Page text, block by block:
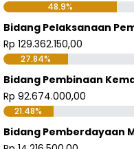
48.9%
Bidang Pelaksanaan
Rp 129.362.150,00
27.84%
Bidang Pembinaan
Rp 92.674.000,00
21.48%
Bidang Pemberdayaan